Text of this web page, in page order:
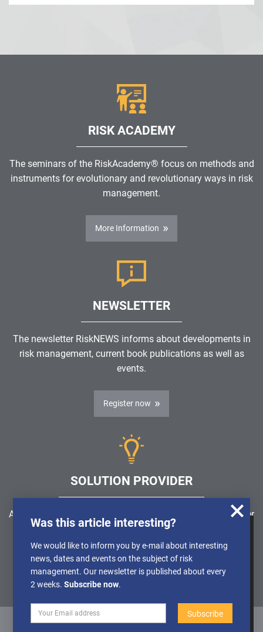
We use cookies to obtain anonymised
information about the use of our website, so
that we can constantly improve our offer.
Further Details can be found in our
RISK ACADEMY
The seminars of the RiskAcademy® focus on methods and
instruments for evolutionary and revolutionary ways in risk
management.
More Information
NEWSLETTER
The newsletter RiskNEWS informs about developments in
risk management, current book publications as well as
events.
Register now
SOLUTION PROVIDER
Are you looking for a software solution or a service provider
in the field of risk management, GRC, ICS or ISMS?
Find a solution provider
Was this article interesting?
We would like to inform you by e-mail about interesting
news, dates and events on the subject of risk
management. Our newsletter is published about every
2 weeks.Subscribe now.